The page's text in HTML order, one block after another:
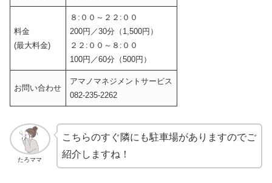
料金
(最大料金)
８:００～２２:００
200円／30分（1,500円）
２２:００～８:００
100円／60分（500円）
お問い合わせ
アマノマネジメントサービス
082-235-2262
たろママ
こちらのすぐ隣にも駐車場がありますのでご
紹介しますね！